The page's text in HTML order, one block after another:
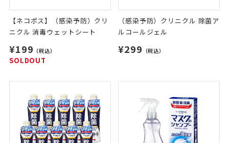
【ネコポス】（感染予防）クリ
ニクル 消毒ウェットシート
¥199 （税込）
SOLDOUT
（感染予防）クリニクル 除菌ア
ルコールジェル
¥299 （税込）